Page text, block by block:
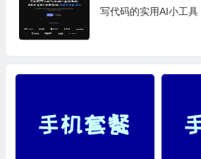
写代码的实用AI小工具